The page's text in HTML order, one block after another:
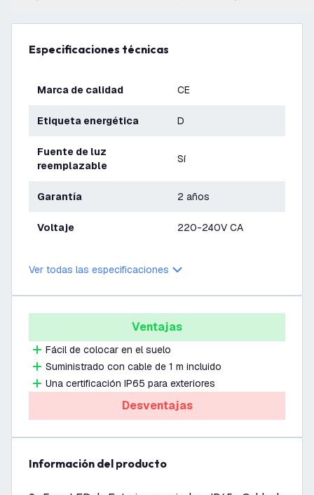
Especificaciones técnicas
Marca de calidad CE
Etiqueta energética D
Fuente de luz
reemplazable
Sí
Garantía 2 años
Voltaje 220-240V CA
Ver todas las especificaciones
Ventajas
Fácil de colocar en el suelo
Suministrado con cable de 1 m incluido
Una certificación IP65 para exteriores
Desventajas
información del producto